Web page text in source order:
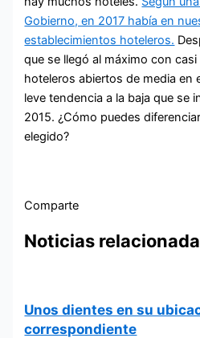
Gobierno, en 2017 había en
establecimientos hoteleros.
que se llegó al máximo con
hoteleros abiertos de media en
leve tendencia a la baja que se
2015. ¿Cómo puedes
elegido?
Comparte
Noticias
Unos dientes en su
correspondiente